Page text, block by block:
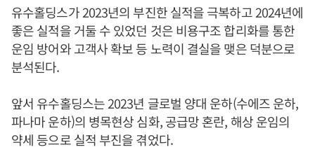
유수홀딩스가 2023년의 부진한 실적을 극복하고 2024년에
좋은 실적을 거둘 수 있었던 것은 비용구조 합리화를 통한
운임 방어와 고객사 확보 등 노력이 결실을 맺은 덕분으로
분석된다.
앞서 유수홀딩스는 2023년 글로벌 양대 운하(수에즈 운하,
파나마 운하)의 병목현상 심화, 공급망 혼란, 해상 운임의
약세 등으로 실적 부진을 겪었다.